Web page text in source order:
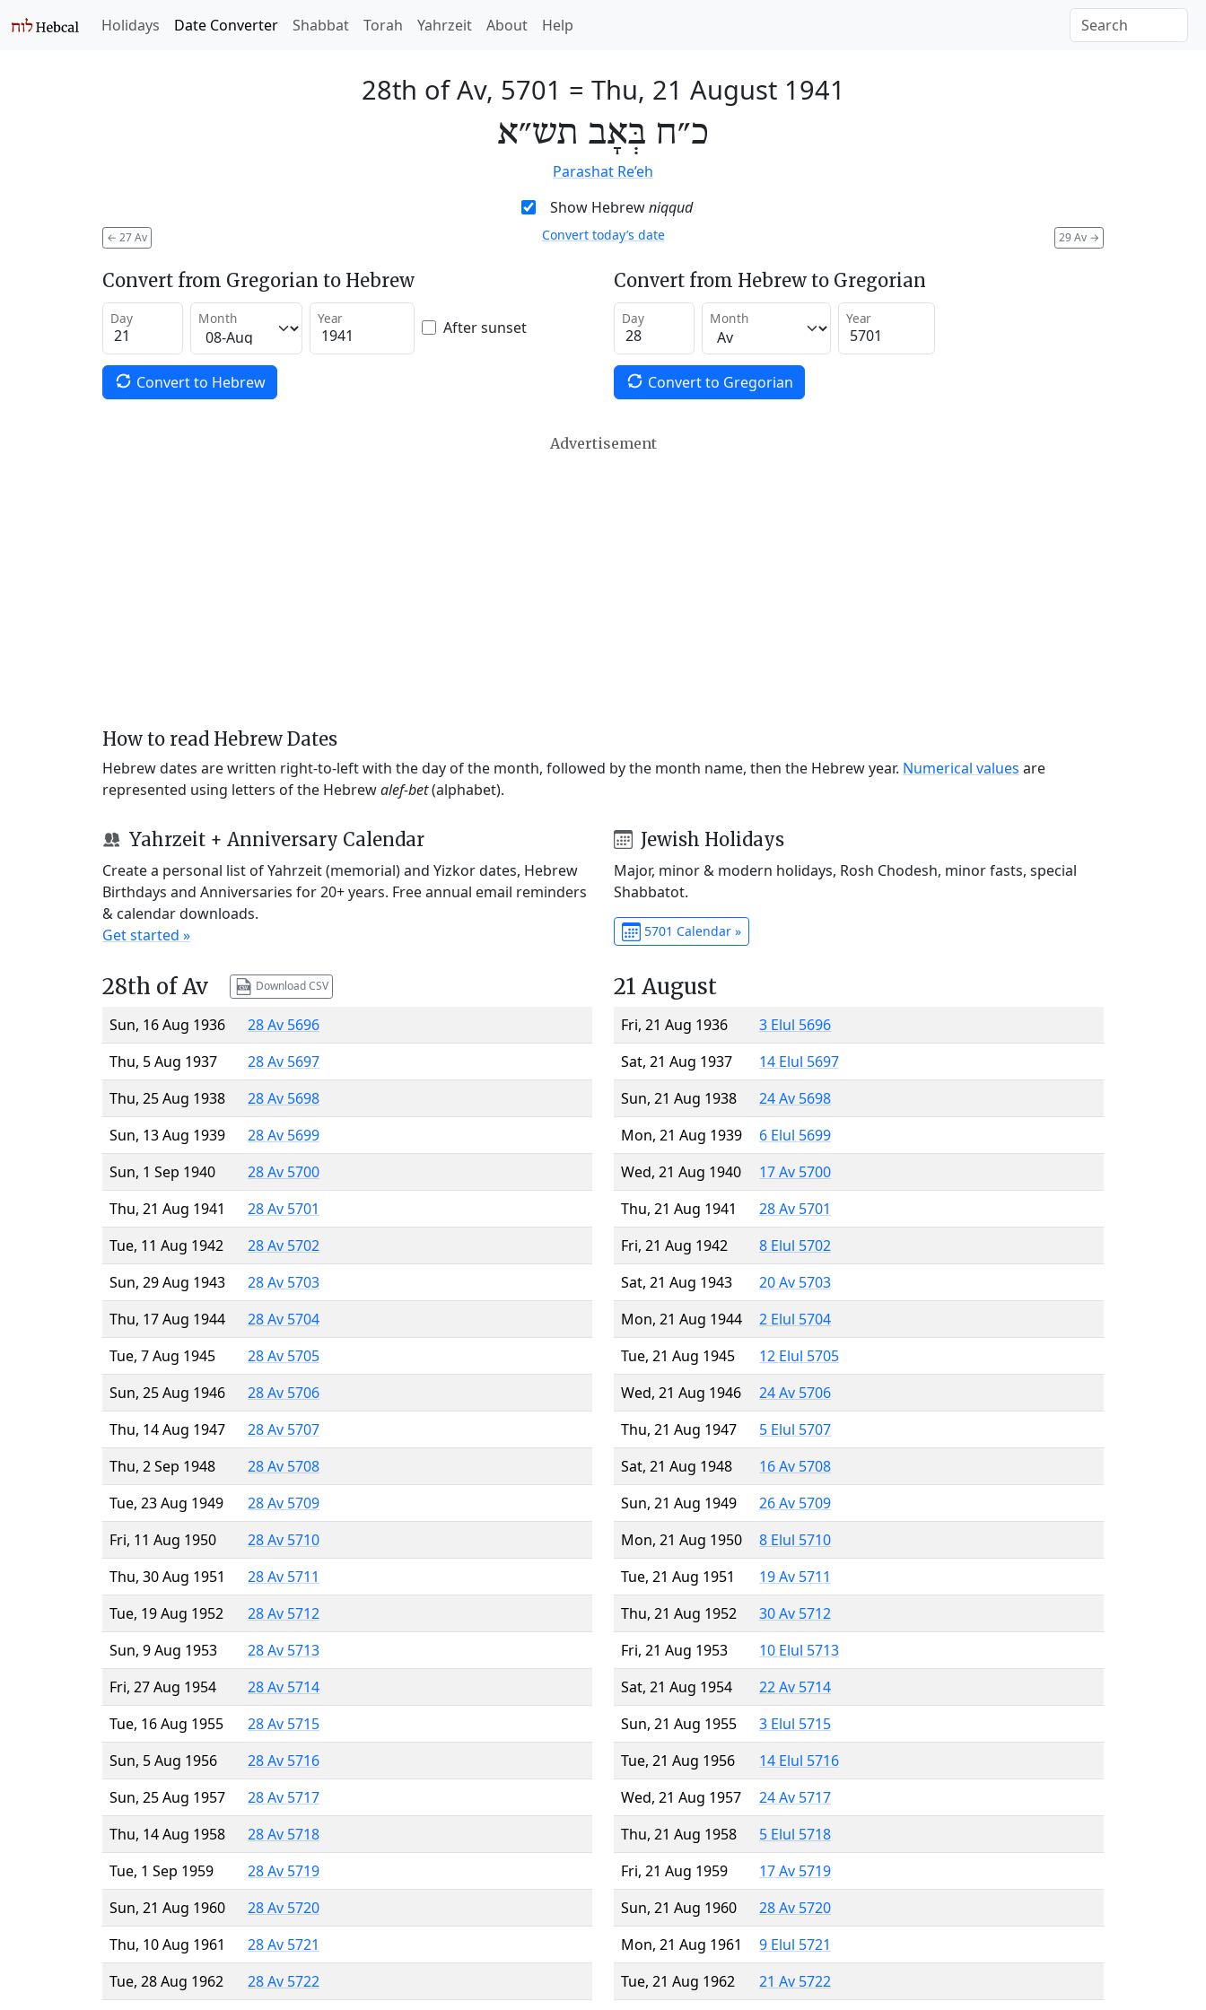
Holidays Date Converter Shabbat Torah Yahrzeit About Help
28th of Av, 5701 = Thu, 21 August 1941
כ״ח בְּאָב תש״א
Parashat Re’eh
Show Hebrewniqqud
← 27 Av 29 Av →
Convert today’s date
Convert from Gregorian to Hebrew
Day Month Year After sunset
Convert to Hebrew
Convert from Hebrew to Gregorian
Day Month Year
Convert to Gregorian
Advertisement
How to read Hebrew Dates
Hebrew dates are written right-to-left with the day of the month, followed by the month name, then the Hebrew year. Numerical values are
represented using letters of the Hebrewalef-bet(alphabet).
Yahrzeit + Anniversary Calendar
Create a personal list of Yahrzeit (memorial) and Yizkor dates, Hebrew
Birthdays and Anniversaries for 20+ years. Free annual email reminders
& calendar downloads.
Get started »
Jewish Holidays
Major, minor & modern holidays, Rosh Chodesh, minor fasts, special
Shabbatot.
5701 Calendar »
28th of Av Download CSV
Sun, 16 Aug 1936
28 Av 5696
Thu, 5 Aug 1937
28 Av 5697
Thu, 25 Aug 1938
28 Av 5698
Sun, 13 Aug 1939
28 Av 5699
Sun, 1 Sep 1940
28 Av 5700
Thu, 21 Aug 1941
28 Av 5701
Tue, 11 Aug 1942
28 Av 5702
Sun, 29 Aug 1943
28 Av 5703
Thu, 17 Aug 1944
28 Av 5704
Tue, 7 Aug 1945
28 Av 5705
Sun, 25 Aug 1946
28 Av 5706
Thu, 14 Aug 1947
28 Av 5707
Thu, 2 Sep 1948
28 Av 5708
Tue, 23 Aug 1949
28 Av 5709
Fri, 11 Aug 1950
28 Av 5710
Thu, 30 Aug 1951
28 Av 5711
Tue, 19 Aug 1952
28 Av 5712
Sun, 9 Aug 1953
28 Av 5713
Fri, 27 Aug 1954
28 Av 5714
Tue, 16 Aug 1955
28 Av 5715
Sun, 5 Aug 1956
28 Av 5716
Sun, 25 Aug 1957
28 Av 5717
Thu, 14 Aug 1958
28 Av 5718
Tue, 1 Sep 1959
28 Av 5719
Sun, 21 Aug 1960
28 Av 5720
Thu, 10 Aug 1961
28 Av 5721
Tue, 28 Aug 1962
28 Av 5722
21 August
Fri, 21 Aug 1936
3 Elul 5696
Sat, 21 Aug 1937
14 Elul 5697
Sun, 21 Aug 1938
24 Av 5698
Mon, 21 Aug 1939
6 Elul 5699
Wed, 21 Aug 1940
17 Av 5700
Thu, 21 Aug 1941
28 Av 5701
Fri, 21 Aug 1942
8 Elul 5702
Sat, 21 Aug 1943
20 Av 5703
Mon, 21 Aug 1944
2 Elul 5704
Tue, 21 Aug 1945
12 Elul 5705
Wed, 21 Aug 1946
24 Av 5706
Thu, 21 Aug 1947
5 Elul 5707
Sat, 21 Aug 1948
16 Av 5708
Sun, 21 Aug 1949
26 Av 5709
Mon, 21 Aug 1950
8 Elul 5710
Tue, 21 Aug 1951
19 Av 5711
Thu, 21 Aug 1952
30 Av 5712
Fri, 21 Aug 1953
10 Elul 5713
Sat, 21 Aug 1954
22 Av 5714
Sun, 21 Aug 1955
3 Elul 5715
Tue, 21 Aug 1956
14 Elul 5716
Wed, 21 Aug 1957
24 Av 5717
Thu, 21 Aug 1958
5 Elul 5718
Fri, 21 Aug 1959
17 Av 5719
Sun, 21 Aug 1960
28 Av 5720
Mon, 21 Aug 1961
9 Elul 5721
Tue, 21 Aug 1962
21 Av 5722